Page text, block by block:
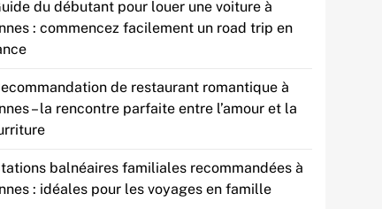
du débutant pour louer une voiture à
: commencez facilement un road trip en
de restaurant romantique à
– la rencontre parfaite entre l’amour et la
balnéaires familiales recommandées à
: idéales pour les voyages en famille